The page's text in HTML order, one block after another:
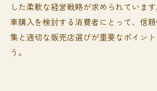
した柔軟な経営戦略が求められていま
車購入を検討する消費者にとって、信
集と適切な販売店選びが重要なポイン
う。